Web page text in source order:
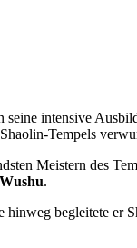
intensive
Tempels
Meistern des
.
hinweg begleitete er